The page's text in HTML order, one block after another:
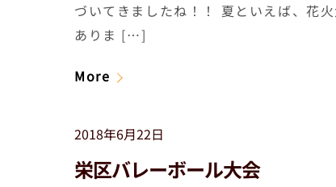
づいてきましたね！！ 夏といえば、花
ありま […]
More
2018年6月22日
栄区バレーボール大会